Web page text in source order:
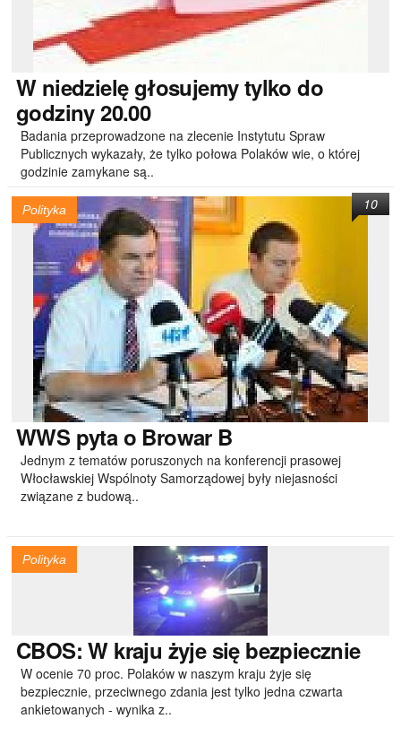
Wniedzielę głosujemy tylko do
godziny 20.00
Badania przeprowadzone na zlecenie Instytutu Spraw
Publicznych wykazały, że tylko połowa Polaków wie, o której
godzinie zamykane są..
Polityka
WWSpyta o Browar B
Jednym z tematów poruszonych na konferencji prasowej
Włocławskiej Wspólnoty Samorządowej były niejasności
związane z budową..
10
Polityka
CBOS: W kraju żyje się bezpiecznie
W ocenie 70 proc. Polaków w naszym kraju żyje się
bezpiecznie, przeciwnego zdania jest tylko jedna czwarta
ankietowanych - wynika z..